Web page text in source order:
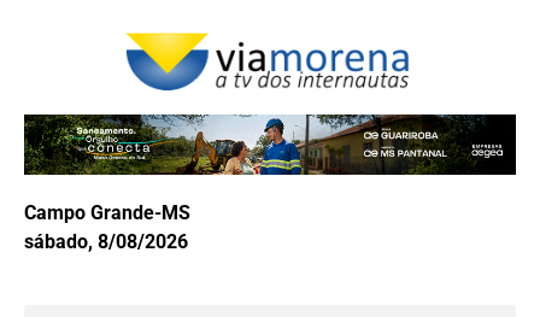
Campo Grande-MS
sábado, 8/08/2026